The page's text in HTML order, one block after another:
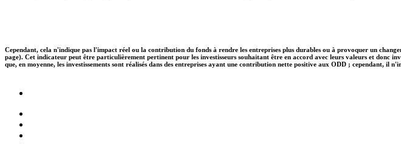
Cependant, cela n'indique pas l'impact réel ou la contribution du fonds à rendre les entreprises plus durables ou à provoquer un
page). Cet indicateur peut être particulièrement pertinent pour les investisseurs souhaitant être en accord avec leurs valeurs et donc
que, en moyenne, les investissements sont réalisés dans des entreprises ayant une contribution nette positive aux ODD ; cependant,